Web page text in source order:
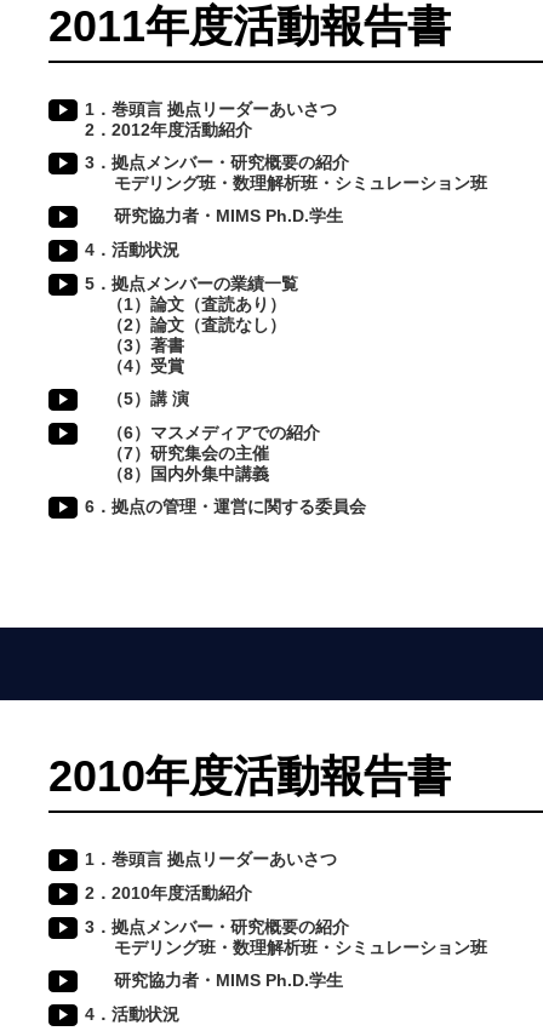
2011年度活動報告書
1．巻頭言 拠点リーダーあいさつ
2．2012年度活動紹介
3．拠点メンバー・研究概要の紹介
モデリング班・数理解析班・シミュレーション班
研究協力者・MIMS Ph.D.学生
4．活動状況
5．拠点メンバーの業績一覧
（1）論文（査読あり）
（2）論文（査読なし）
（3）著書
（4）受賞
（5）講 演
（6）マスメディアでの紹介
（7）研究集会の主催
（8）国内外集中講義
6．拠点の管理・運営に関する委員会
2010年度活動報告書
1．巻頭言 拠点リーダーあいさつ
2．2010年度活動紹介
3．拠点メンバー・研究概要の紹介
モデリング班・数理解析班・シミュレーション班
研究協力者・MIMS Ph.D.学生
4．活動状況